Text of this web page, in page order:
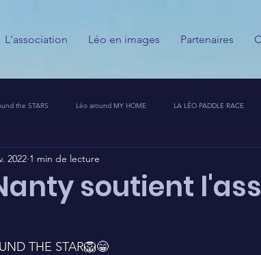
L'association Léo en images Partenaires
the STARS Léo around MY HOME LA LÉO PADDLE RACE
CALENDRIER DES GUERRIERS DU PALAIS
soutient
2022 1 min de lecture
THE STAR🦁😁